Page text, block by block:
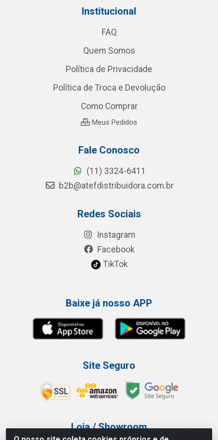
Institucional
FAQ
Quem Somos
Política de Privacidade
Política de Troca e Devolução
Como Comprar
Meus Pedidos
Fale Conosco
(11) 3324-6411
b2b@atefdistribuidora.com.br
Redes Sociais
Instagram
Facebook
TikTok
Baixe já nosso APP
Site Seguro
Loja / Showroom